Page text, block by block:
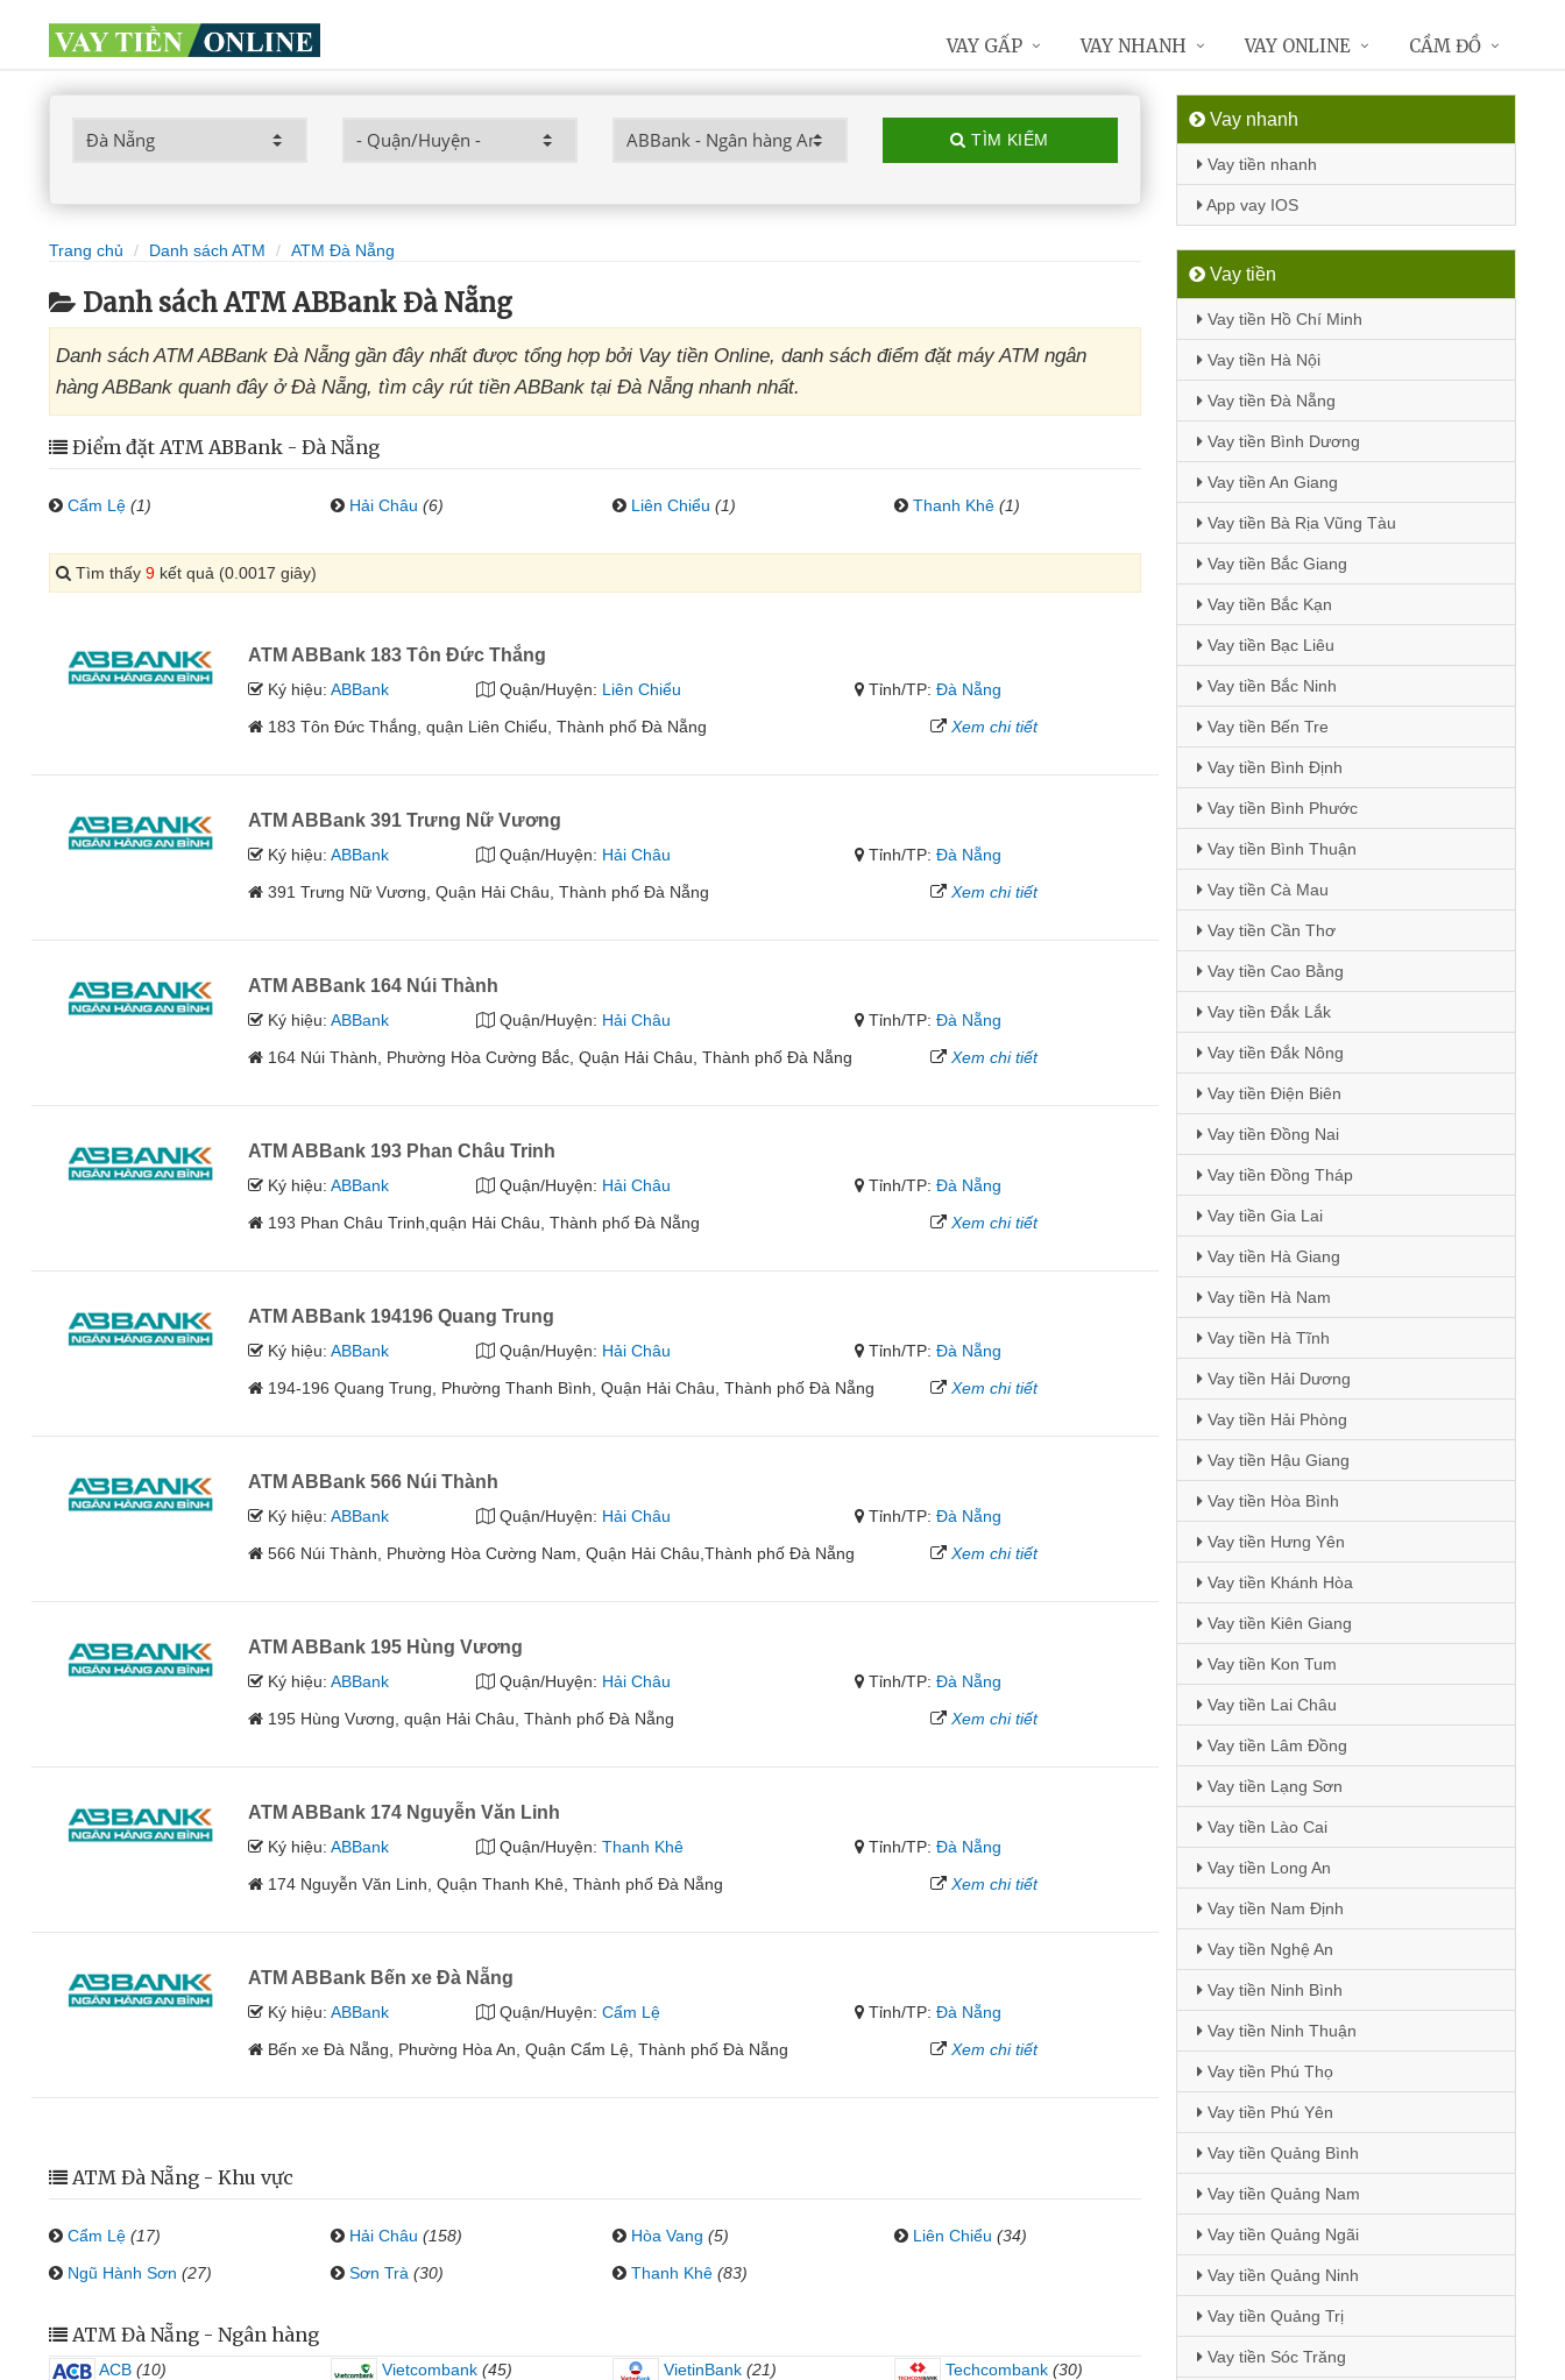
TÌM KIẾM
Trang chủ Danh sách ATM ATM Đà Nẵng
Danh sách ATM ABBank Đà Nẵng
Danh sách ATM ABBank Đà Nẵng gần đây nhất được tổng hợp bởi Vay tiền Online, danh sách điểm đặt máy ATM ngân
hàng ABBank quanh đây ở Đà Nẵng, tìm cây rút tiền ABBank tại Đà Nẵng nhanh nhất.
Điểm đặt ATM ABBank - Đà Nẵng
Cẩm Lệ (1) Hải Châu (6) Liên Chiểu (1) Thanh Khê (1)
Tìm thấy 9 kết quả (0.0017 giây)
ATM ABBank 183 Tôn Đức Thắng
Ký hiệu:ABBank Quận/Huyện: Liên Chiểu Tỉnh/TP:Đà Nẵng
183 Tôn Đức Thắng, quận Liên Chiểu, Thành phố Đà Nẵng
Xem chi tiết
ATM ABBank 391 Trưng Nữ Vương
Ký hiệu:ABBank Quận/Huyện: Hải Châu Tỉnh/TP:Đà Nẵng
391 Trưng Nữ Vương, Quận Hải Châu, Thành phố Đà Nẵng
Xem chi tiết
ATM ABBank 164 Núi Thành
Ký hiệu:ABBank Quận/Huyện: Hải Châu Tỉnh/TP:Đà Nẵng
164 Núi Thành, Phường Hòa Cường Bắc, Quận Hải Châu, Thành phố Đà Nẵng
Xem chi tiết
ATM ABBank 193 Phan Châu Trinh
Ký hiệu:ABBank Quận/Huyện: Hải Châu Tỉnh/TP:Đà Nẵng
193 Phan Châu Trinh,quận Hải Châu, Thành phố Đà Nẵng
Xem chi tiết
ATM ABBank 194196 Quang Trung
Ký hiệu:ABBank Quận/Huyện: Hải Châu Tỉnh/TP:Đà Nẵng
194-196 Quang Trung, Phường Thanh Bình, Quận Hải Châu, Thành phố Đà Nẵng
Xem chi tiết
ATM ABBank 566 Núi Thành
Ký hiệu:ABBank Quận/Huyện: Hải Châu Tỉnh/TP:Đà Nẵng
566 Núi Thành, Phường Hòa Cường Nam, Quận Hải Châu,Thành phố Đà Nẵng
Xem chi tiết
ATM ABBank 195 Hùng Vương
Ký hiệu:ABBank Quận/Huyện: Hải Châu Tỉnh/TP:Đà Nẵng
195 Hùng Vương, quận Hải Châu, Thành phố Đà Nẵng
Xem chi tiết
ATM ABBank 174 Nguyễn Văn Linh
Ký hiệu:ABBank Quận/Huyện: Thanh Khê Tỉnh/TP:Đà Nẵng
174 Nguyễn Văn Linh, Quận Thanh Khê, Thành phố Đà Nẵng
Xem chi tiết
ATM ABBank Bến xe Đà Nẵng
Ký hiệu:ABBank Quận/Huyện: Cẩm Lệ Tỉnh/TP:Đà Nẵng
Bến xe Đà Nẵng, Phường Hòa An, Quận Cẩm Lệ, Thành phố Đà Nẵng
Xem chi tiết
ATM Đà Nẵng - Khu vực
Cẩm Lệ (17) Hải Châu (158) Hòa Vang (5) Liên Chiểu (34)
Ngũ Hành Sơn (27) Sơn Trà (30) Thanh Khê (83)
ATM Đà Nẵng - Ngân hàng
ACB (10) Vietcombank (45) VietinBank (21) Techcombank (30)
Vay nhanh
Vay tiền nhanh
App vay IOS
Vay tiền
Vay tiền Hồ Chí Minh
Vay tiền Hà Nội
Vay tiền Đà Nẵng
Vay tiền Bình Dương
Vay tiền An Giang
Vay tiền Bà Rịa Vũng Tàu
Vay tiền Bắc Giang
Vay tiền Bắc Kạn
Vay tiền Bạc Liêu
Vay tiền Bắc Ninh
Vay tiền Bến Tre
Vay tiền Bình Định
Vay tiền Bình Phước
Vay tiền Bình Thuận
Vay tiền Cà Mau
Vay tiền Cần Thơ
Vay tiền Cao Bằng
Vay tiền Đắk Lắk
Vay tiền Đắk Nông
Vay tiền Điện Biên
Vay tiền Đồng Nai
Vay tiền Đồng Tháp
Vay tiền Gia Lai
Vay tiền Hà Giang
Vay tiền Hà Nam
Vay tiền Hà Tĩnh
Vay tiền Hải Dương
Vay tiền Hải Phòng
Vay tiền Hậu Giang
Vay tiền Hòa Bình
Vay tiền Hưng Yên
Vay tiền Khánh Hòa
Vay tiền Kiên Giang
Vay tiền Kon Tum
Vay tiền Lai Châu
Vay tiền Lâm Đồng
Vay tiền Lạng Sơn
Vay tiền Lào Cai
Vay tiền Long An
Vay tiền Nam Định
Vay tiền Nghệ An
Vay tiền Ninh Bình
Vay tiền Ninh Thuận
Vay tiền Phú Thọ
Vay tiền Phú Yên
Vay tiền Quảng Bình
Vay tiền Quảng Nam
Vay tiền Quảng Ngãi
Vay tiền Quảng Ninh
Vay tiền Quảng Trị
Vay tiền Sóc Trăng
VAY GẤP VAY NHANH VAY ONLINE CẦM ĐỒ